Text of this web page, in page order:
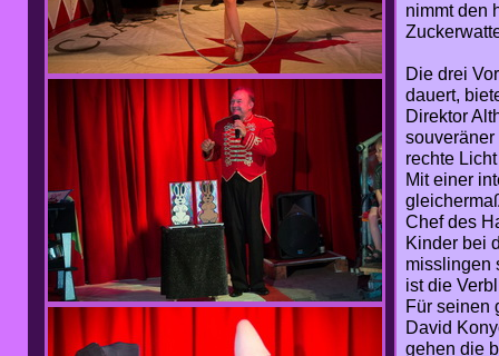
nimmt den
Die drei
dauert,
Direktor
souveräner
rechte
Mit einer
Chef des
Kinder bei
misslingen
ist die
Für seinen
David
gehen die